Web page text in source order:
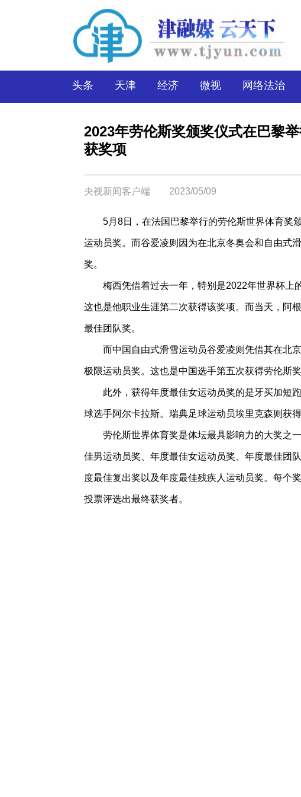
头条 天津 经济 微视 网络法治
2023年劳伦斯奖颁奖仪式在巴黎
获奖项
央视新闻客户端 2023/05/09
5月8日，在法国巴黎举行的劳伦斯世界体育奖
运动员奖。而谷爱凌则因为在北京冬奥会和自由式
奖。
梅西凭借着过去一年，特别是2022年世界杯上
这也是他职业生涯第二次获得该奖项。而当天，阿
最佳团队奖。
而中国自由式滑雪运动员谷爱凌则凭借其在北
极限运动员奖。这也是中国选手第五次获得劳伦斯奖
此外，获得年度最佳女运动员奖的是牙买加短跑
球选手阿尔卡拉斯。瑞典足球运动员埃里克森则获
劳伦斯世界体育奖是体坛最具影响力的大奖之
佳男运动员奖、年度最佳女运动员奖、年度最佳团
度最佳复出奖以及年度最佳残疾人运动员奖。每个
投票评选出最终获奖者。